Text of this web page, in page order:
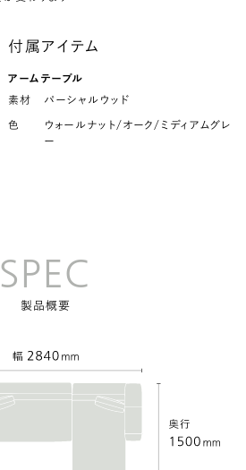
付属アイテム
アームテーブル
素材
パーシャルウッド
色
ウォールナット/オーク/ミディアムグレ
ー
SPEC
製品概要